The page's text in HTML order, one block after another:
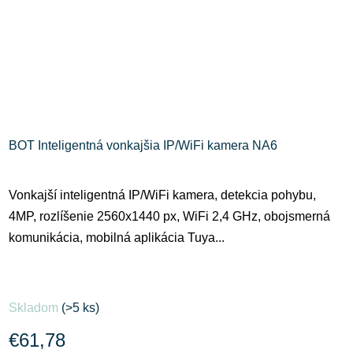
BOT Inteligentná vonkajšia IP/WiFi kamera NA6
Vonkajší inteligentná IP/WiFi kamera, detekcia pohybu,
4MP, rozlíšenie 2560x1440 px, WiFi 2,4 GHz, obojsmerná
komunikácia, mobilná aplikácia Tuya...
Skladom (>5 ks)
€61,78